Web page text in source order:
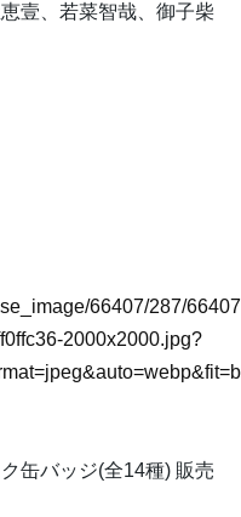
壹、若菜智哉、御子柴
66407/287/
2000x2000.jpg?
缶バッジ(全14種) 販売